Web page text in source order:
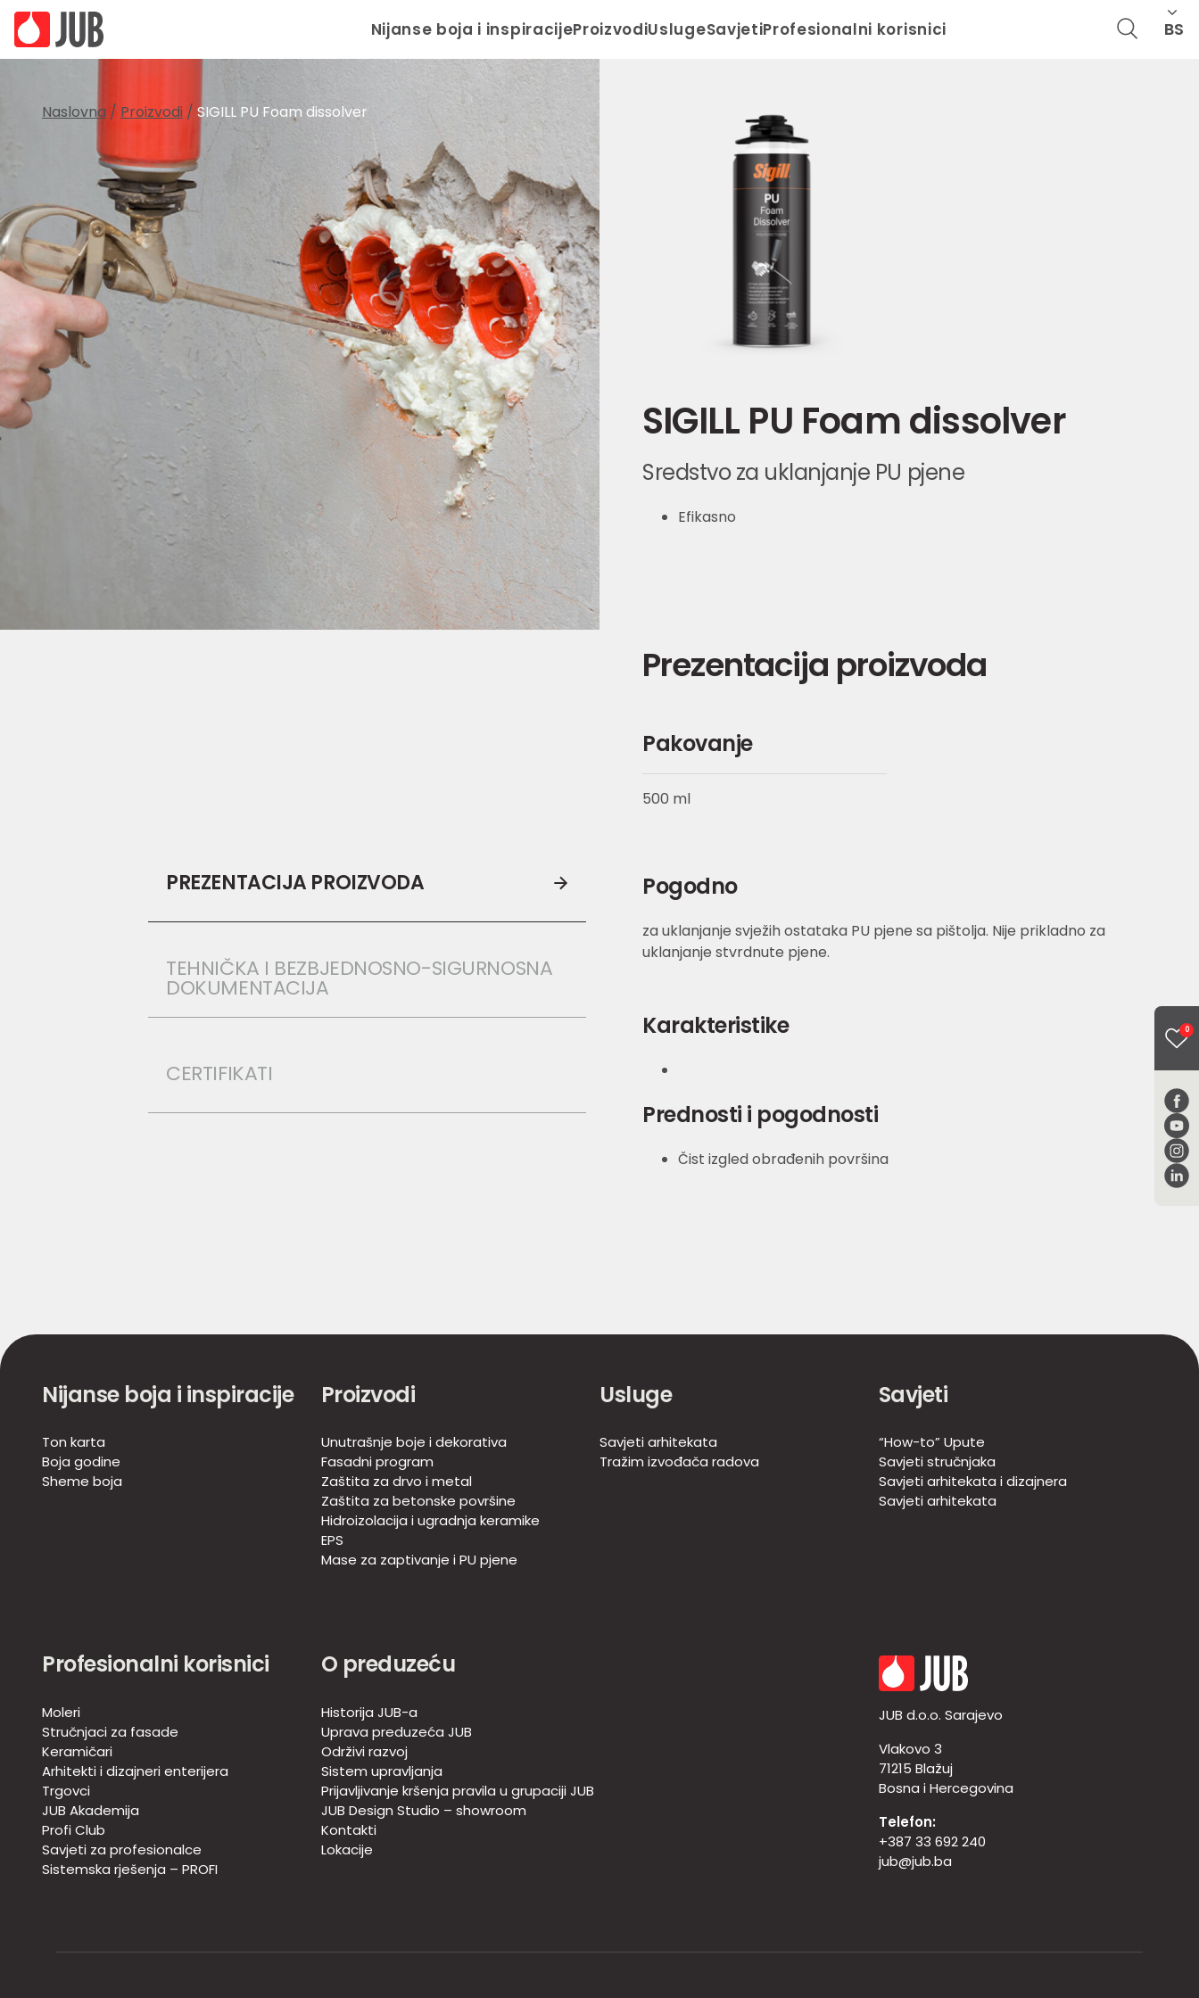
Nijanse boja i inspiracijeProizvodiUslugeSavjetiProfesionalni korisnici BS
0
Naslovna / Proizvodi / SIGILL PU Foam dissolver
PREZENTACIJA PROIZVODA
TEHNIČKA I BEZBJEDNOSNO-SIGURNOSNA
DOKUMENTACIJA
CERTIFIKATI
SIGILL PU Foam dissolver
Sredstvo za uklanjanje PU pjene
Efikasno
Prezentacija proizvoda
Pakovanje
500 ml
Pogodno
za uklanjanje svježih ostataka PU pjene sa pištolja. Nije prikladno za
uklanjanje stvrdnute pjene.
Karakteristike
Prednosti i pogodnosti
Čist izgled obrađenih površina
Nijanse boja i inspiracije
Ton karta
Boja godine
Sheme boja
Proizvodi
Unutrašnje boje i dekorativa
Fasadni program
Zaštita za drvo i metal
Zaštita za betonske površine
Hidroizolacija i ugradnja keramike
EPS
Mase za zaptivanje i PU pjene
Usluge
Savjeti arhitekata
Tražim izvođača radova
Savjeti
“How-to” Upute
Savjeti stručnjaka
Savjeti arhitekata i dizajnera
Savjeti arhitekata
Profesionalni korisnici
Moleri
Stručnjaci za fasade
Keramičari
Arhitekti i dizajneri enterijera
Trgovci
JUB Akademija
Profi Club
Savjeti za profesionalce
Sistemska rješenja – PROFI
O preduzeću
Historija JUB-a
Uprava preduzeća JUB
Održivi razvoj
Sistem upravljanja
Prijavljivanje kršenja pravila u grupaciji JUB
JUB Design Studio – showroom
Kontakti
Lokacije
JUB d.o.o. Sarajevo
Vlakovo 3
71215 Blažuj
Bosna i Hercegovina
Telefon:
+387 33 692 240
jub@jub.ba